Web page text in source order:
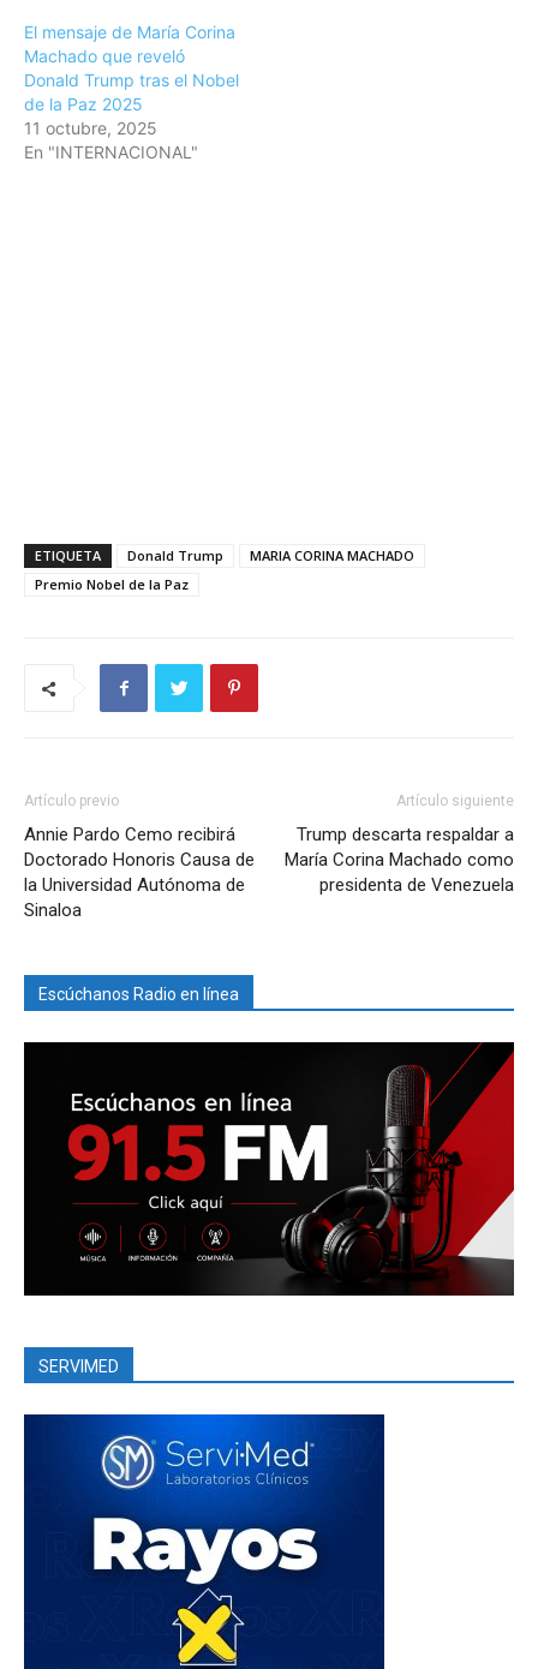
El mensaje de María Corina
Machado que reveló
Donald Trump tras el Nobel
de la Paz 2025
11 octubre, 2025
En "INTERNACIONAL"
ETIQUETA Donald Trump
MARIA CORINA MACHADO
Premio Nobel de la Paz
Artículo previo
Annie Pardo Cemo recibirá
Doctorado Honoris Causa de
la Universidad Autónoma de
Sinaloa
Artículo siguiente
Trump descarta respaldar a
María Corina Machado como
presidenta de Venezuela
Escúchanos Radio en línea
SERVIMED